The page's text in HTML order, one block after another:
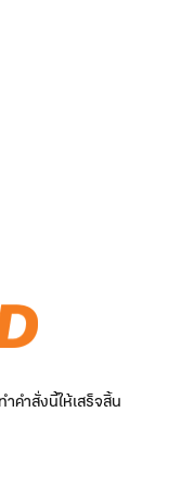
คำสั่งนี้ให้เสร็จสิ้น